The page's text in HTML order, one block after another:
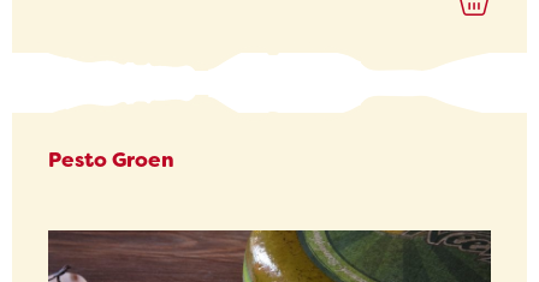
Pesto Groen